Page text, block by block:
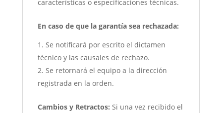
características o especificaciones técnicas.
En caso de que la garantía sea rechazada:
Se notificará por escrito el dictamen
técnico y las causales de rechazo.
Se retornará el equipo a la dirección
registrada en la orden.
Cambios y Retractos: Si una vez recibido el